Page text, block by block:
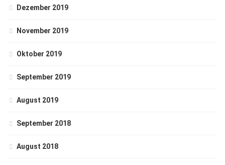
Dezember 2019
November 2019
Oktober 2019
September 2019
August 2019
September 2018
August 2018